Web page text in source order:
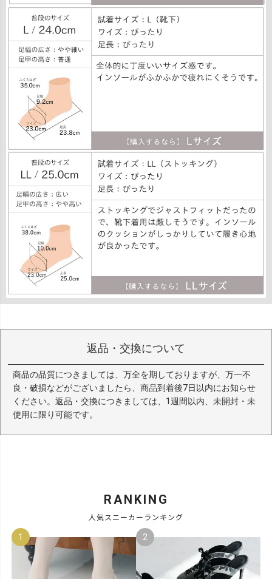
返品・交換について
商品の品質につきましては、万全を期しておりますが、万一不
良・破損などがございましたら、商品到着後7日以内にお知らせ
ください。返品・交換につきましては、1週間以内、未開封・未
使用に限り可能です。
RANKING
人気スニーカーランキング